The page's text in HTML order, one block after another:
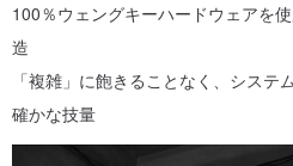
100％ウェングキーハードウェアを
造
「複雑」に飽きることなく、システ
確かな技量